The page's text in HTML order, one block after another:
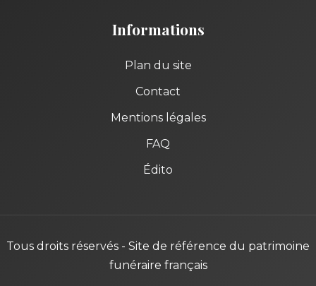
Informations
Plan du site
Contact
Mentions légales
FAQ
Édito
Tous droits réservés - Site de référence du patrimoine
funéraire français